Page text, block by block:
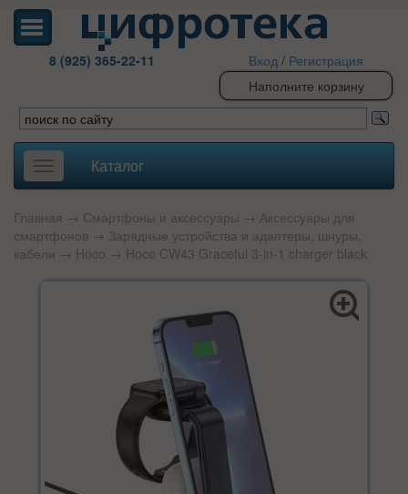
8 (925) 365-22-11 Вход / Регистрация
Наполните корзину
Toggle
navigation
Каталог
Главная → Смартфоны и аксессуары → Аксессуары для
смартфонов → Зарядные устройства и адаптеры, шнуры,
кабели → Hoco → Hoco CW43 Graceful 3-in-1 charger black